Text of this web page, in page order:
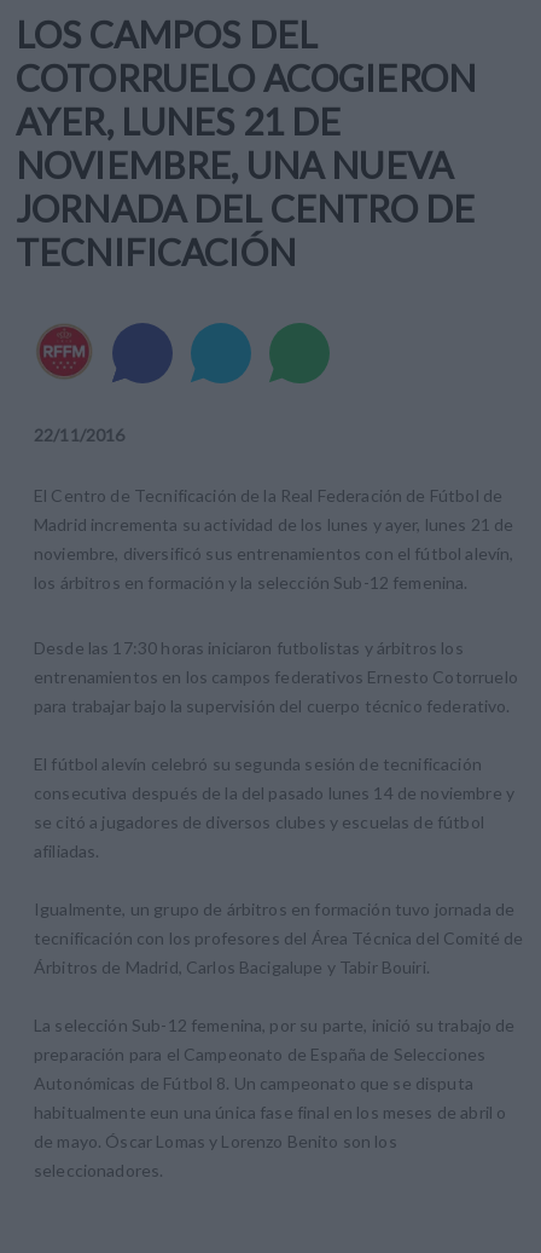
LOS CAMPOS DEL
COTORRUELO ACOGIERON
AYER, LUNES 21 DE
NOVIEMBRE, UNA NUEVA
JORNADA DEL CENTRO DE
TECNIFICACIÓN
22/11/2016
El Centro de Tecnificación de la Real Federación de Fútbol de
Madrid incrementa su actividad de los lunes y ayer, lunes 21 de
noviembre, diversificó sus entrenamientos con el fútbol alevín,
los árbitros en formación y la selección Sub-12 femenina.
Desde las 17:30 horas iniciaron futbolistas y árbitros los
entrenamientos en los campos federativos Ernesto Cotorruelo
para trabajar bajo la supervisión del cuerpo técnico federativo.
El fútbol alevín celebró su segunda sesión de tecnificación
consecutiva después de la del pasado lunes 14 de noviembre y
se citó a jugadores de diversos clubes y escuelas de fútbol
afiliadas.
Igualmente, un grupo de árbitros en formación tuvo jornada de
tecnificación con los profesores del Área Técnica del Comité de
Árbitros de Madrid, Carlos Bacigalupe y Tabir Bouiri.
La selección Sub-12 femenina, por su parte, inició su trabajo de
preparación para el Campeonato de España de Selecciones
Autonómicas de Fútbol 8. Un campeonato que se disputa
habitualmente eun una única fase final en los meses de abril o
de mayo. Óscar Lomas y Lorenzo Benito son los
seleccionadores.